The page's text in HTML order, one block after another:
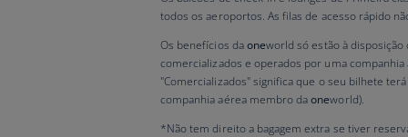
todos os aeroportos. As filas de acesso rápido
Os benefícios daoneworld só estão à
comercializados e operados por uma
"Comercializados" significa que o seu bilhete
companhia aérea membro daoneworld).
*Não tem direito a bagagem extra se tiver